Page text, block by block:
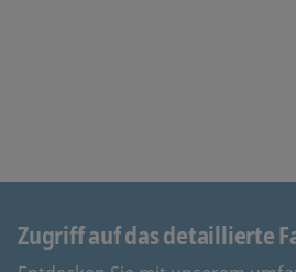
Zugriff auf das detaillierte